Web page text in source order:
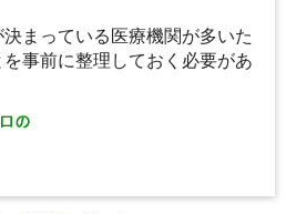
まっている医療機関が多いた
事前に整理しておく必要があ